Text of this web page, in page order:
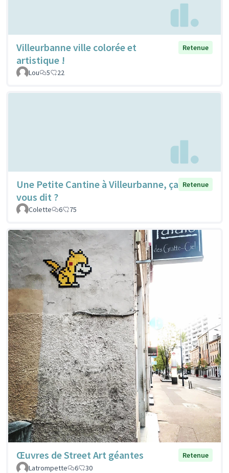
Villeurbanne ville colorée et
artistique !
Retenue
Lou 5 22
Une Petite Cantine à Villeurbanne, ça
vous dit ?
Retenue
Colette 6 75
Œuvres de Street Art géantes
Retenue
Latrompette
6 30